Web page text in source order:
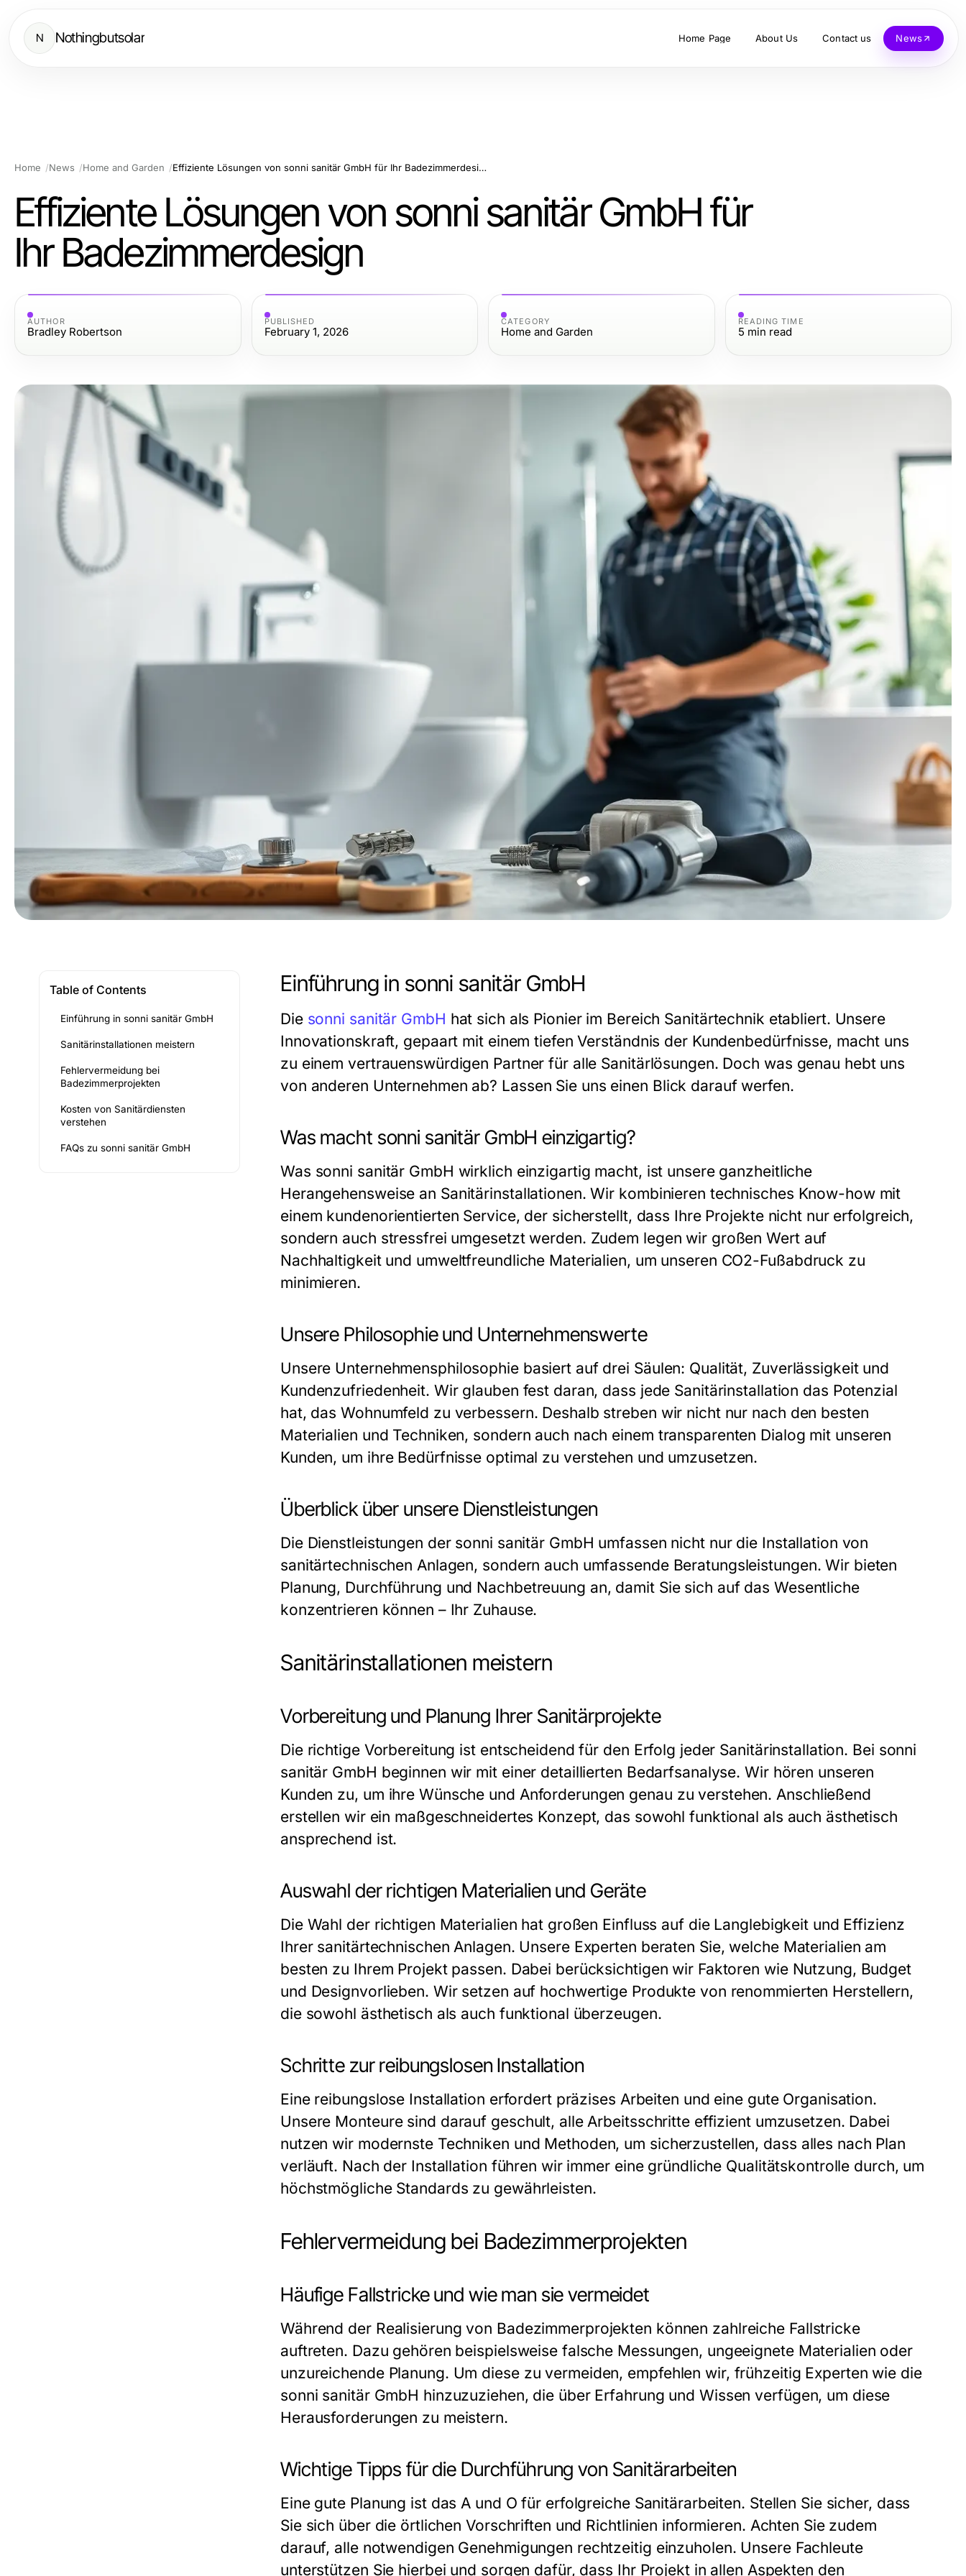
N Nothingbutsolar Home Page About Us Contact us News
Home News Home and Garden Effiziente Lösungen von sonni sanitär GmbH für Ihr Badezimmerdesign
Effiziente Lösungen von sonni sanitär GmbH für
Ihr Badezimmerdesign
AUTHOR
Bradley Robertson
PUBLISHED
February 1, 2026
CATEGORY
Home and Garden
READING TIME
5 min read
Table of Contents
Einführung in sonni sanitär GmbH
Sanitärinstallationen meistern
Fehlervermeidung bei
Badezimmerprojekten
Kosten von Sanitärdiensten
verstehen
FAQs zu sonni sanitär GmbH
Einführung in sonni sanitär GmbH
Die sonni sanitär GmbH hat sich als Pionier im Bereich Sanitärtechnik etabliert. Unsere
Innovationskraft, gepaart mit einem tiefen Verständnis der Kundenbedürfnisse, macht uns
zu einem vertrauenswürdigen Partner für alle Sanitärlösungen. Doch was genau hebt uns
von anderen Unternehmen ab? Lassen Sie uns einen Blick darauf werfen.
Was macht sonni sanitär GmbH einzigartig?
Was sonni sanitär GmbH wirklich einzigartig macht, ist unsere ganzheitliche
Herangehensweise an Sanitärinstallationen. Wir kombinieren technisches Know-how mit
einem kundenorientierten Service, der sicherstellt, dass Ihre Projekte nicht nur erfolgreich,
sondern auch stressfrei umgesetzt werden. Zudem legen wir großen Wert auf
Nachhaltigkeit und umweltfreundliche Materialien, um unseren CO2-Fußabdruck zu
minimieren.
Unsere Philosophie und Unternehmenswerte
Unsere Unternehmensphilosophie basiert auf drei Säulen: Qualität, Zuverlässigkeit und
Kundenzufriedenheit. Wir glauben fest daran, dass jede Sanitärinstallation das Potenzial
hat, das Wohnumfeld zu verbessern. Deshalb streben wir nicht nur nach den besten
Materialien und Techniken, sondern auch nach einem transparenten Dialog mit unseren
Kunden, um ihre Bedürfnisse optimal zu verstehen und umzusetzen.
Überblick über unsere Dienstleistungen
Die Dienstleistungen der sonni sanitär GmbH umfassen nicht nur die Installation von
sanitärtechnischen Anlagen, sondern auch umfassende Beratungsleistungen. Wir bieten
Planung, Durchführung und Nachbetreuung an, damit Sie sich auf das Wesentliche
konzentrieren können – Ihr Zuhause.
Sanitärinstallationen meistern
Vorbereitung und Planung Ihrer Sanitärprojekte
Die richtige Vorbereitung ist entscheidend für den Erfolg jeder Sanitärinstallation. Bei sonni
sanitär GmbH beginnen wir mit einer detaillierten Bedarfsanalyse. Wir hören unseren
Kunden zu, um ihre Wünsche und Anforderungen genau zu verstehen. Anschließend
erstellen wir ein maßgeschneidertes Konzept, das sowohl funktional als auch ästhetisch
ansprechend ist.
Auswahl der richtigen Materialien und Geräte
Die Wahl der richtigen Materialien hat großen Einfluss auf die Langlebigkeit und Effizienz
Ihrer sanitärtechnischen Anlagen. Unsere Experten beraten Sie, welche Materialien am
besten zu Ihrem Projekt passen. Dabei berücksichtigen wir Faktoren wie Nutzung, Budget
und Designvorlieben. Wir setzen auf hochwertige Produkte von renommierten Herstellern,
die sowohl ästhetisch als auch funktional überzeugen.
Schritte zur reibungslosen Installation
Eine reibungslose Installation erfordert präzises Arbeiten und eine gute Organisation.
Unsere Monteure sind darauf geschult, alle Arbeitsschritte effizient umzusetzen. Dabei
nutzen wir modernste Techniken und Methoden, um sicherzustellen, dass alles nach Plan
verläuft. Nach der Installation führen wir immer eine gründliche Qualitätskontrolle durch, um
höchstmögliche Standards zu gewährleisten.
Fehlervermeidung bei Badezimmerprojekten
Häufige Fallstricke und wie man sie vermeidet
Während der Realisierung von Badezimmerprojekten können zahlreiche Fallstricke
auftreten. Dazu gehören beispielsweise falsche Messungen, ungeeignete Materialien oder
unzureichende Planung. Um diese zu vermeiden, empfehlen wir, frühzeitig Experten wie die
sonni sanitär GmbH hinzuzuziehen, die über Erfahrung und Wissen verfügen, um diese
Herausforderungen zu meistern.
Wichtige Tipps für die Durchführung von Sanitärarbeiten
Eine gute Planung ist das A und O für erfolgreiche Sanitärarbeiten. Stellen Sie sicher, dass
Sie sich über die örtlichen Vorschriften und Richtlinien informieren. Achten Sie zudem
darauf, alle notwendigen Genehmigungen rechtzeitig einzuholen. Unsere Fachleute
unterstützen Sie hierbei und sorgen dafür, dass Ihr Projekt in allen Aspekten den